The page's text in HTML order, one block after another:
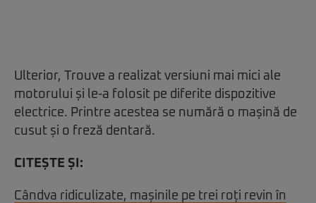
Ulterior, Trouve a realizat versiuni mai mici ale
motorului și le-a folosit pe diferite dispozitive
electrice. Printre acestea se numără o mașină de
cusut și o freză dentară.
CITEȘTE ȘI:
Cândva ridiculizate, mașinile pe trei roți revin în